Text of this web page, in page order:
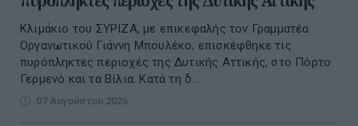
Κλιμάκιο του ΣΥΡΙΖΑ, με επικεφαλής τον Γραμματέα
Οργανωτικού Γιάννη Μπουλέκο, επισκέφθηκε τις
πυρόπληκτες περιοχές της Δυτικής Αττικής, στο Πόρτο
Γερμενό και τα Βίλια. Κατά τη δ...
07 Αυγούστου 2026